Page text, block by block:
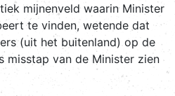
mijnenveld waarin Minister
te vinden, wetende dat
(uit het buitenland) op de
misstap van de Minister zien